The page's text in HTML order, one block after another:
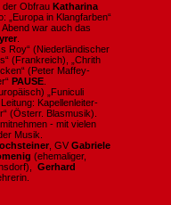
der Obfrau Katharina
„Europa in Klangfarben“
war auch das
Roy“ (Niederländischer
(Frankreich), „Chrith
(Peter Maffey-
PAUSE
„Funiculi
Kapellenleiter-
(Österr. Blasmusik).
- mit vielen
Musik.
, GV Gabriele
(ehemaliger,
Gerhard